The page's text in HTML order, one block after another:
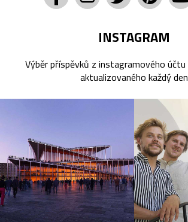
INSTAGRAM
Výběr příspěvků z instagramového účtu
aktualizovaného každý den